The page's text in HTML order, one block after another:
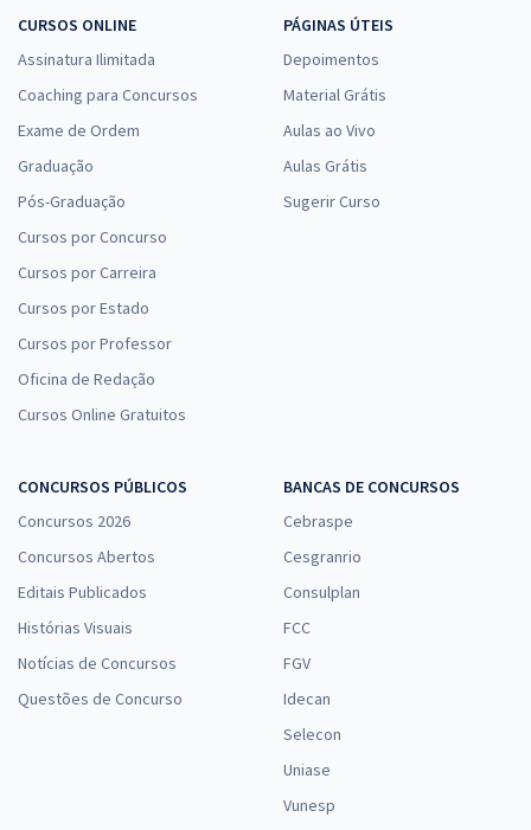
CURSOS ONLINE
Assinatura Ilimitada
Coaching para Concursos
Exame de Ordem
Graduação
Pós-Graduação
Cursos por Concurso
Cursos por Carreira
Cursos por Estado
Cursos por Professor
Oficina de Redação
Cursos Online Gratuitos
PÁGINAS ÚTEIS
Depoimentos
Material Grátis
Aulas ao Vivo
Aulas Grátis
Sugerir Curso
CONCURSOS PÚBLICOS
Concursos 2026
Concursos Abertos
Editais Publicados
Histórias Visuais
Notícias de Concursos
Questões de Concurso
BANCAS DE CONCURSOS
Cebraspe
Cesgranrio
Consulplan
FCC
FGV
Idecan
Selecon
Uniase
Vunesp